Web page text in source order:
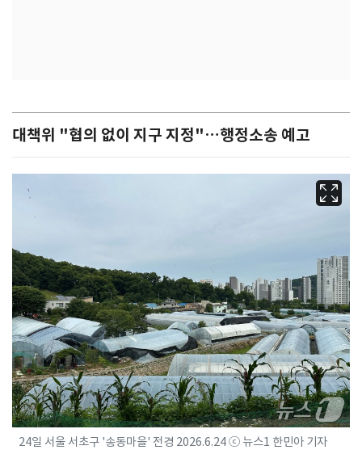
대책위 "협의 없이 지구 지정"…행정소송 예고
24일 서울 서초구 '송동마을' 전경 2026.6.24 ⓒ 뉴스1 한민아 기자